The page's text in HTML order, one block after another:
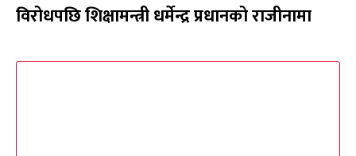
विरोधपछि शिक्षामन्त्री धर्मेन्द्र प्रधानको राजीनामा